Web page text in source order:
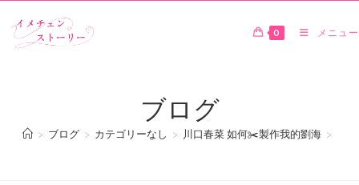
0 メニュー
ブログ
> ブログ > カテゴリーなし > 川口春菜 如何✂️製作我的劉海 >